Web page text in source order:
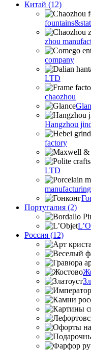
Китай (12)
zhou
company
LTD
chaozhou
Hangzhou
factory
LTD
Португалия (2)
Россия (12)